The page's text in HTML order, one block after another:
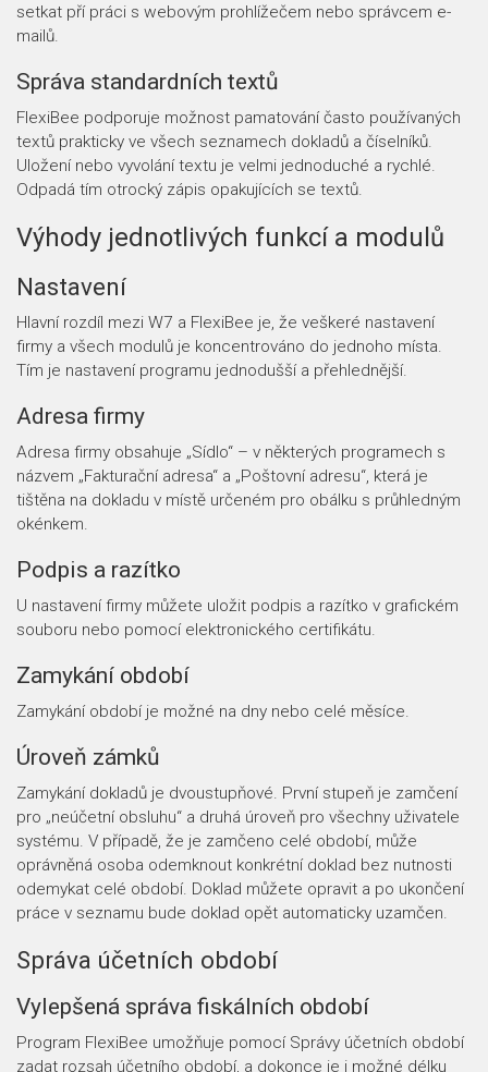
setkat pří práci s webovým prohlížečem nebo správcem e-
mailů.
Správa standardních textů
FlexiBee podporuje možnost pamatování často používaných
textů prakticky ve všech seznamech dokladů a číselníků.
Uložení nebo vyvolání textu je velmi jednoduché a rychlé.
Odpadá tím otrocký zápis opakujících se textů.
Výhody jednotlivých funkcí a modulů
Nastavení
Hlavní rozdíl mezi W7 a FlexiBee je, že veškeré nastavení
firmy a všech modulů je koncentrováno do jednoho místa.
Tím je nastavení programu jednodušší a přehlednější.
Adresa firmy
Adresa firmy obsahuje „Sídlo“ – v některých programech s
názvem „Fakturační adresa“ a „Poštovní adresu“, která je
tištěna na dokladu v místě určeném pro obálku s průhledným
okénkem.
Podpis a razítko
U nastavení firmy můžete uložit podpis a razítko v grafickém
souboru nebo pomocí elektronického certifikátu.
Zamykání období
Zamykání období je možné na dny nebo celé měsíce.
Úroveň zámků
Zamykání dokladů je dvoustupňové. První stupeň je zamčení
pro „neúčetní obsluhu“ a druhá úroveň pro všechny uživatele
systému. V případě, že je zamčeno celé období, může
oprávněná osoba odemknout konkrétní doklad bez nutnosti
odemykat celé období. Doklad můžete opravit a po ukončení
práce v seznamu bude doklad opět automaticky uzamčen.
Správa účetních období
Vylepšená správa fiskálních období
Program FlexiBee umožňuje pomocí Správy účetních období
zadat rozsah účetního období, a dokonce je i možné délku